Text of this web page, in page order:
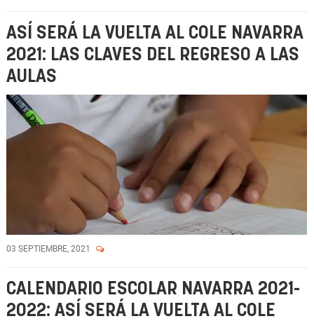
ASÍ SERÁ LA VUELTA AL COLE NAVARRA
2021: LAS CLAVES DEL REGRESO A LAS
AULAS
03 SEPTIEMBRE, 2021
CALENDARIO ESCOLAR NAVARRA 2021-
2022: ASÍ SERÁ LA VUELTA AL COLE